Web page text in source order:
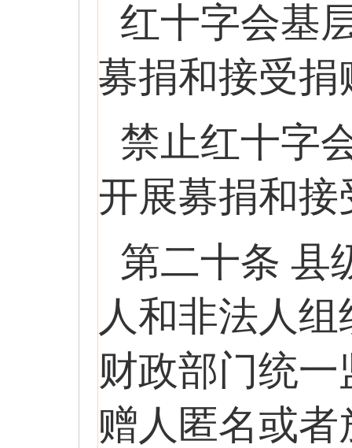
红十字会基
募捐和接受
禁止红十字
开展募捐和接
第二十条 县
人和非法人
财政部门统
赠人匿名或